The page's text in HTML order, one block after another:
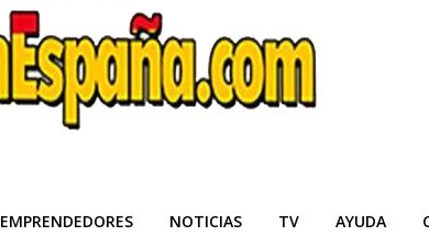
EMPRENDEDORES NOTICIAS TV AYUDA